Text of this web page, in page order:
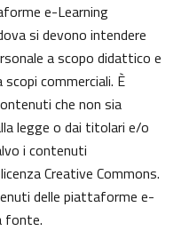
e-Learning
si devono intendere
a scopo didattico e
commerciali. È
che non sia
legge o dai titolari e/o
i contenuti
Creative Commons.
delle piattaforme e-
fonte.